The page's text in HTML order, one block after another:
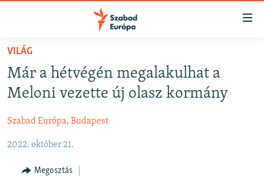
Akadálymentes
Ugrás
fő
oldalra
Ugrás
NAPIRENDEN
AKTUÁLIS
VIDEÓK
ELEMZŐ
NER15
VILÁG
Már a hétvégén megalakulhat a
Meloni vezette új olasz kormány
Szabad Európa, Budapest
2022. október 21.
Megosztás
FELIRATKOZÁS